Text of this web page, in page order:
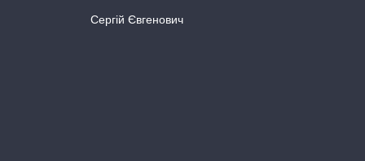
Сергій Євгенович